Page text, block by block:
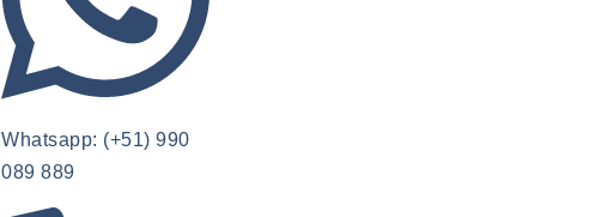
Whatsapp: (+51) 990
089 889